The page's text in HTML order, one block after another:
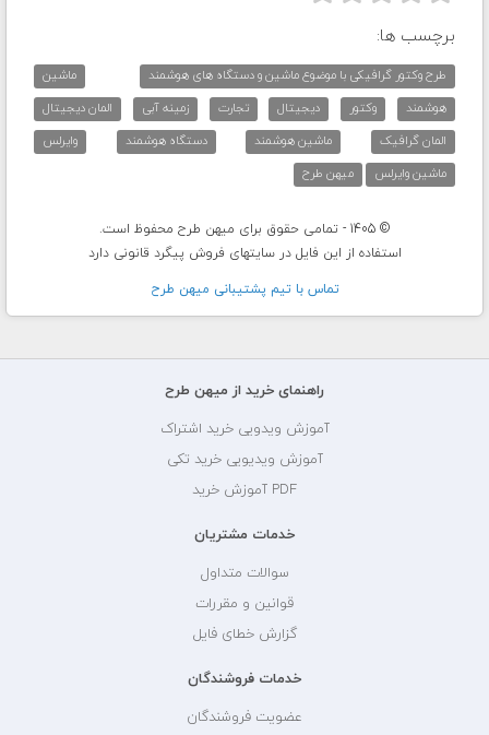
برچسب ها:
طرح وکتور گرافیکی با موضوع ماشین و دستگاه های هوشمند
ماشین
هوشمند
وکتور دیجیتال تجارت زمینه آبی
المان دیجیتال
المان گرافیک
ماشین هوشمند دستگاه هوشمند
وایرلس
ماشین وایرلس
میهن طرح
© 1405 - تمامی حقوق برای میهن طرح محفوظ است.
استفاده از این فایل در سایتهای فروش پیگرد قانونی دارد
تماس با تيم پشتيبانی ميهن طرح
راهنمای خرید از میهن طرح
آموزش ویدویی خرید اشتراک
آموزش ویدیویی خرید تکی
PDF آموزش خرید
خدمات مشتریان
سوالات متداول
قوانین و مقررات
گزارش خطای فایل
خدمات فروشندگان
عضویت فروشندگان